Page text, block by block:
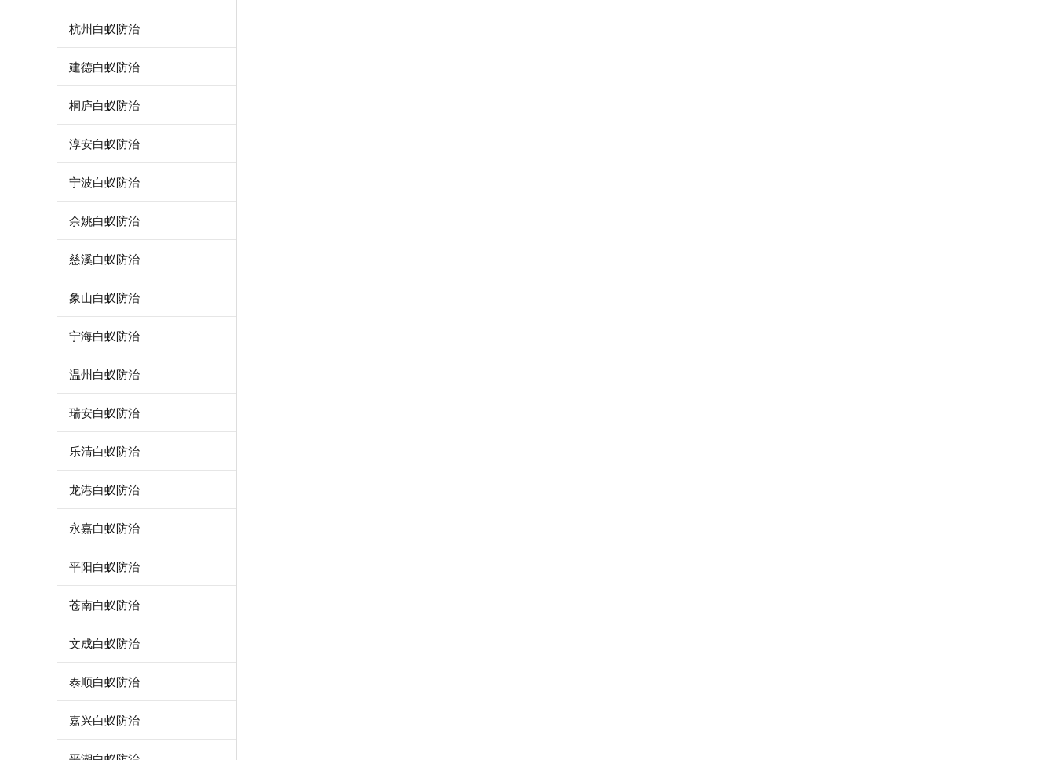
杭州白蚁防治
建德白蚁防治
桐庐白蚁防治
淳安白蚁防治
宁波白蚁防治
余姚白蚁防治
慈溪白蚁防治
象山白蚁防治
宁海白蚁防治
温州白蚁防治
瑞安白蚁防治
乐清白蚁防治
龙港白蚁防治
永嘉白蚁防治
平阳白蚁防治
苍南白蚁防治
文成白蚁防治
泰顺白蚁防治
嘉兴白蚁防治